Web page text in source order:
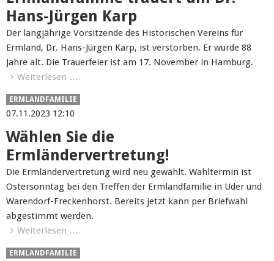
Hans-Jürgen Karp
Der langjährige Vorsitzende des Historischen Vereins für
Ermland, Dr. Hans-Jürgen Karp, ist verstorben. Er wurde 88
Jahre alt. Die Trauerfeier ist am 17. November in Hamburg.
Weiterlesen …
ERMLANDFAMILIE
07.11.2023 12:10
Wählen Sie die
Ermländervertretung!
Die Ermländervertretung wird neu gewählt. Wahltermin ist
Ostersonntag bei den Treffen der Ermlandfamilie in Uder und
Warendorf-Freckenhorst. Bereits jetzt kann per Briefwahl
abgestimmt werden.
Weiterlesen …
ERMLANDFAMILIE